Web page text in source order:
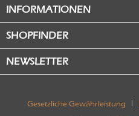
INFORMATIONEN
SHOPFINDER
NEWSLETTER
Gesetzliche Gewährleistung